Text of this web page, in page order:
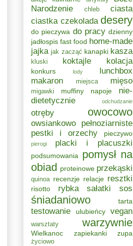
Narodzenie
chleb
ciasta
ciastka czekolada desery
do pieczywa do pracy dzienny
jadłospis fast food home-made
jajka jak zacząć kanapki kasza
kluski koktajle kolacja
konkurs lody
lunchbox
makaron
miejsca mięso
migawki muffiny napoje
nie-
dietetycznie
odchudzanie
otręby owocowo
owsiankowo
pełnoziarniste
pestki i orzechy
pieczywo
pierogi placki i placuszki
podsumowania
pomysł na
obiad proteinowe przekąski
quinoa recenzje relacje resztki
risotto rybka sałatki sos
śniadaniowo tarta
testowanie ulubieńcy vegan
warsztaty warzywnie
Wielkanoc zapiekanki zupa
życiowo